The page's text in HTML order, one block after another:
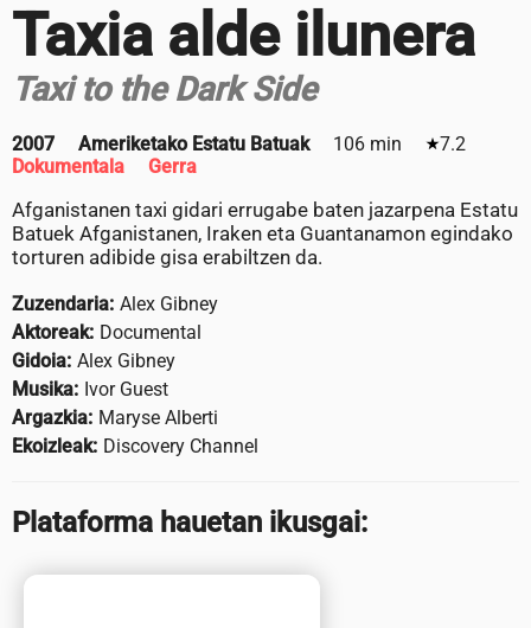
Taxia alde ilunera
Taxi to the Dark Side
2007 Ameriketako Estatu Batuak 106 min
7.2
Dokumentala
Gerra
Afganistanen taxi gidari errugabe baten jazarpena Estatu
Batuek Afganistanen, Iraken eta Guantanamon egindako
torturen adibide gisa erabiltzen da.
Zuzendaria: Alex Gibney
Aktoreak: Documental
Gidoia: Alex Gibney
Musika: Ivor Guest
Argazkia: Maryse Alberti
Ekoizleak: Discovery Channel
Plataforma hauetan ikusgai: